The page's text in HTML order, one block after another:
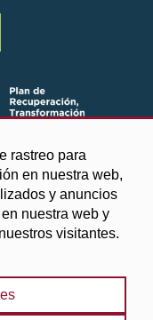
rastreo para
en nuestra web,
y anuncios
nuestra web y
visitantes.
Política de cookies